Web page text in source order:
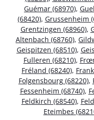
Guémar (68970),
(68420), Grussenheim
Grentzingen (68960),
Altenbach (68760),
Geispitzen (68510),
Fulleren (68210),
Fréland (68240),
Folgensbourg (68220),
Fessenheim (68740),
Feldkirch (68540),
Eteimbes